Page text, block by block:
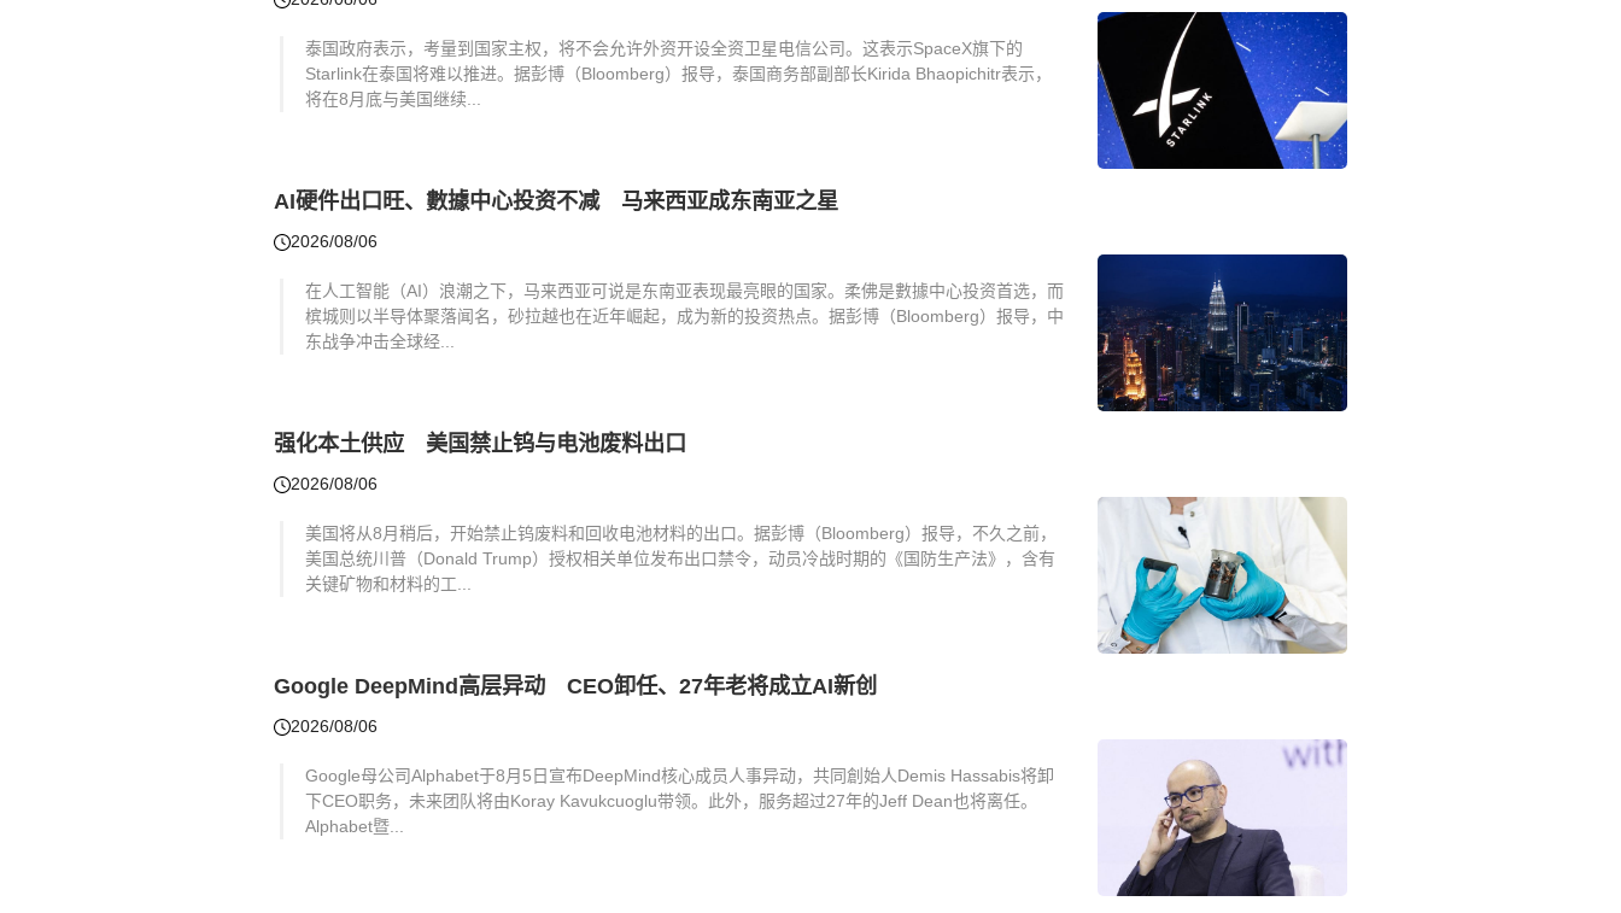
泰国政府表示，考量到国家主权，将不会允许外资开设全资卫星电信公司。这表示SpaceX旗下的
Starlink在泰国将难以推进。据彭博（Bloomberg）报导，泰国商务部副部长Kirida Bhaopichitr表示，
将在8月底与美国继续...
AI硬件出口旺、數據中心投资不减 马来西亚成东南亚之星
2026/08/06
在人工智能（AI）浪潮之下，马来西亚可说是东南亚表现最亮眼的国家。柔佛是數據中心投资首选，而
槟城则以半导体聚落闻名，砂拉越也在近年崛起，成为新的投资热点。据彭博（Bloomberg）报导，中
东战争冲击全球经...
强化本土供应 美国禁止钨与电池废料出口
2026/08/06
美国将从8月稍后，开始禁止钨废料和回收电池材料的出口。据彭博（Bloomberg）报导，不久之前，
美国总统川普（Donald Trump）授权相关单位发布出口禁令，动员冷战时期的《国防生产法》，含有
关键矿物和材料的工...
Google DeepMind高层异动 CEO卸任、27年老将成立AI新创
2026/08/06
Google母公司Alphabet于8月5日宣布DeepMind核心成员人事异动，共同創始人Demis Hassabis将卸
下CEO职务，未来团队将由Koray Kavukcuoglu带领。此外，服务超过27年的Jeff Dean也将离任。
Alphabet暨...